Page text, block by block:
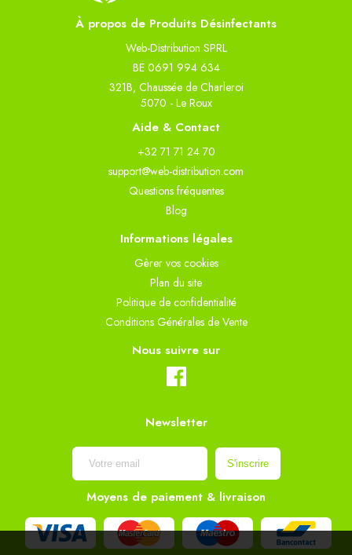
À propos de Produits Désinfectants
Web-Distribution SPRL
BE 0691 994 634
321B, Chaussée de Charleroi
5070 - Le Roux
Aide & Contact
+32 71 71 24 70
support@web-distribution.com
Questions fréquentes
Blog
Informations légales
Gèrer vos cookies
Plan du site
Politique de confidentialité
Conditions Générales de Vente
Nous suivre sur
Newsletter
Moyens de paiement & livraison